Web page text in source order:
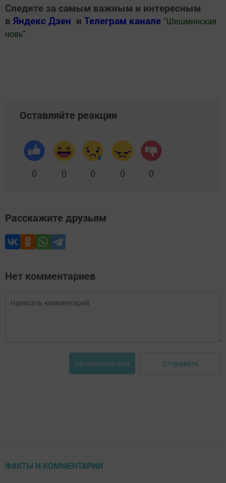
Следите за самым важным и интересным
в Яндекс Дзен и Телеграм канале " Шешминская
новь"
Оставляйте реакции
0 0 0 0 0
Расскажите друзьям
Нет комментариев
Авторизоваться Отправить
ФАКТЫ И КОММЕНТАРИИ